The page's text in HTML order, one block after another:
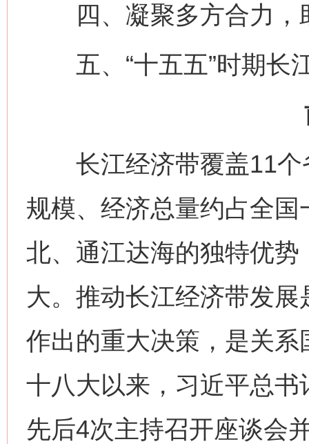
四、凝聚多方合力，
五、“十五五”时期长
长江经济带覆盖11个
规模、经济总量约占全
北、通江达海的独特优
大。推动长江经济带发
作出的重大决策，是关
十八大以来，习近平总
先后4次主持召开座谈会